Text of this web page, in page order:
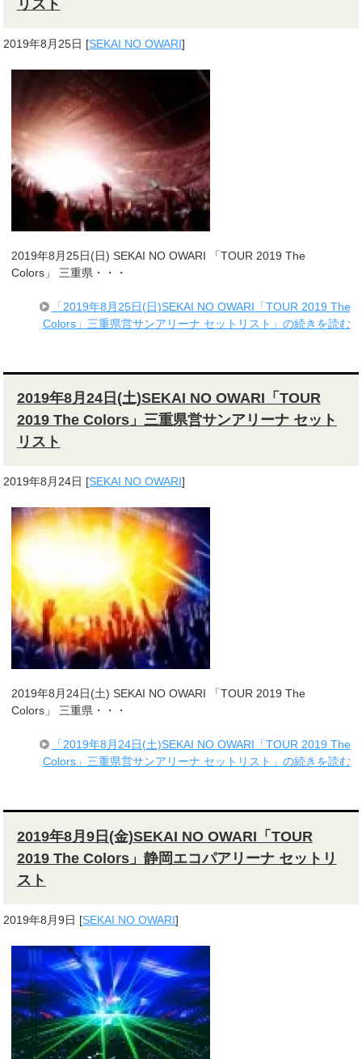
リスト
2019年8月25日 [SEKAI NO OWARI]
2019年8月25日(日) SEKAI NO OWARI 「TOUR 2019 The
Colors」 三重県・・・
「2019年8月25日(日)SEKAI NO OWARI「TOUR 2019 The
Colors」三重県営サンアリーナ セットリスト」の続きを読む
2019年8月24日(土)SEKAI NO OWARI「TOUR
2019 The Colors」三重県営サンアリーナ セット
リスト
2019年8月24日 [SEKAI NO OWARI]
2019年8月24日(土) SEKAI NO OWARI 「TOUR 2019 The
Colors」 三重県・・・
「2019年8月24日(土)SEKAI NO OWARI「TOUR 2019 The
Colors」三重県営サンアリーナ セットリスト」の続きを読む
2019年8月9日(金)SEKAI NO OWARI「TOUR
2019 The Colors」静岡エコパアリーナ セットリ
スト
2019年8月9日 [SEKAI NO OWARI]